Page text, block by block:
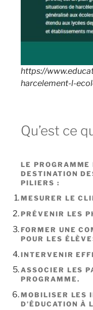
https://
harcelement-l-
Qu’est ce
LE
DESTINATION
PILIERS :
MESURER LE
PRÉVENIR LES
FORMER UNE
POUR LES
INTERVENIR
ASSOCIER LES
PROGRAMME.
MOBILISER LES
D’ÉDUCATION À